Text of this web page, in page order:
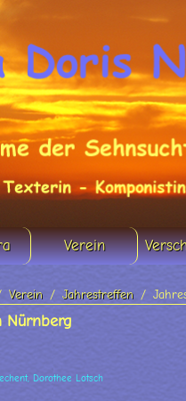
Verein
Verein Jahrestreffen
Nürnberg
Dorothee Lotsch